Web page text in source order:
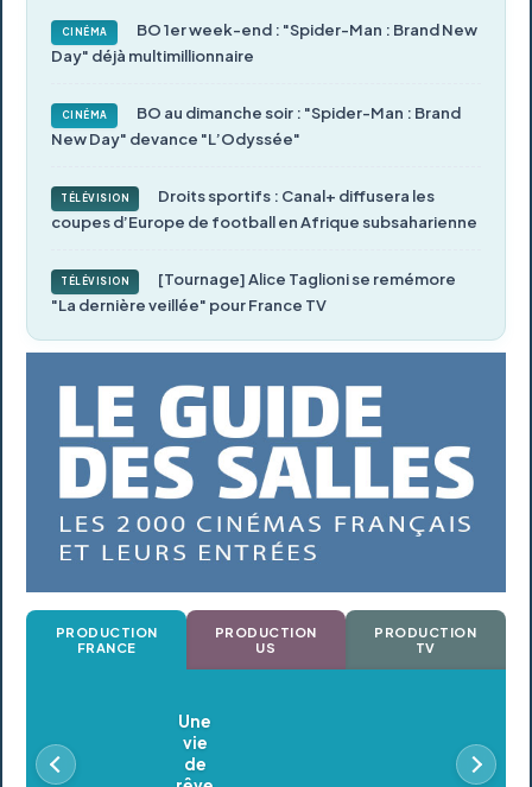
CINÉMA
BO 1er week-end : "Spider-Man : Brand New
Day" déjà multimillionnaire
CINÉMA
BO au dimanche soir : "Spider-Man : Brand
New Day" devance "L’Odyssée"
TÉLÉVISION
Droits sportifs : Canal+ diffusera les
coupes d’Europe de football en Afrique subsaharienne
TÉLÉVISION
[Tournage] Alice Taglioni se remémore
"La dernière veillée" pour France TV
PRODUCTION
FRANCE
PRODUCTION
US
PRODUCTION
TV
Oldeupe
En postproduction